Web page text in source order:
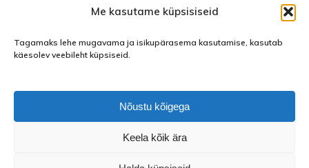
Me kasutame küpsisiseid
Tagamaks lehe mugavama ja isikupärasema kasutamise, kasutab
käesolev veebileht küpsiseid.
Nõustu kõigega
Keela kõik ära